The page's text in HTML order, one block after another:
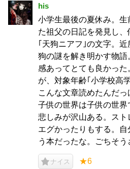
his
小学生最後の夏休み。
た祖父の日記を発見し
｢天狗ニアフ｣の文字。
狗の謎を解き明かす物
感あってとても良かっ
が、対象年齢｢小学校高
こんな文章読めたんだっ
子供の世界は子供の世
悲しみが沢山ある。ス
エグかったりもする。
う本だったな。ごちそう
ナイス ★6